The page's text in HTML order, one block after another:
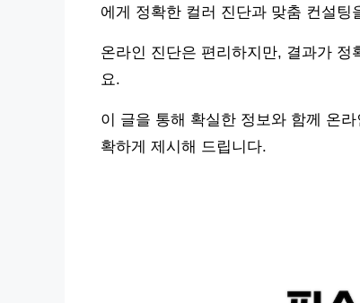
에게 정확한 컬러 진단과 맞춤 컨설
온라인 진단은 편리하지만, 결과가
요.
이 글을 통해 확실한 정보와 함께 온
확하게 제시해 드립니다.